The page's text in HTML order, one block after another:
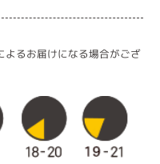
るお届けになる場合がござ